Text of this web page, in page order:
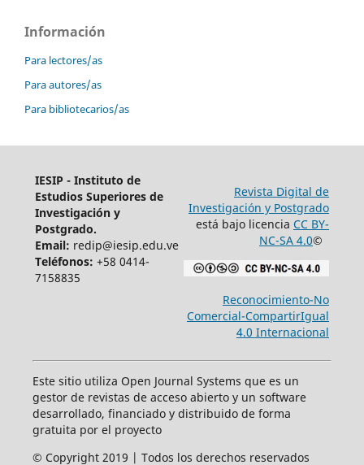
Información
Para lectores/as
Para autores/as
Para bibliotecarios/as
IESIP - Instituto de
Estudios Superiores de
Investigación y
Postgrado.
Email: redip@iesip.edu.ve
Teléfonos: +58 0414-
7158835
Revista Digital de
Investigación y Postgrado
está bajo licencia CC BY-
NC-SA 4.0©
Reconocimiento-No
Comercial-CompartirIgual
4.0 Internacional
Este sitio utiliza Open Journal Systems que es un
gestor de revistas de acceso abierto y un software
desarrollado, financiado y distribuido de forma
gratuita por el proyecto
© Copyright 2019 | Todos los derechos reservados